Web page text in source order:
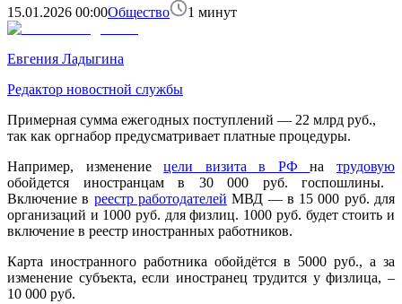
15.01.2026 00:00Общество 1 минут
Евгения Ладыгина
Редактор новостной службы
Примерная сумма ежегодных поступлений — 22 млрд руб.,
так как оргнабор предусматривает платные процедуры.
Например, изменениецели визита в РФнатрудовую
обойдется иностранцам в 30 000 руб. госпошлины.
Включение в реестр работодателей МВД — в 15 000 руб. для
организаций и 1000 руб. для физлиц. 1000 руб. будет стоить и
включение в реестр иностранных работников.
Карта иностранного работника обойдётся в 5000 руб., а за
изменение субъекта, если иностранец трудится у физлица, –
10 000 руб.